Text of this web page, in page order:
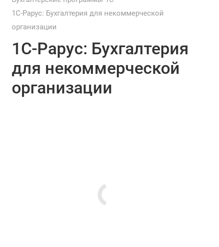
1С-Рарус: Бухгалтерия для некоммерческой
организации
1С-Рарус: Бухгалтерия
для некоммерческой
организации